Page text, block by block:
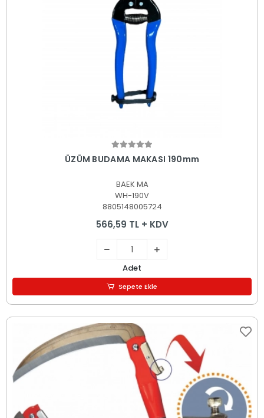
Sepete Ekle
ÜZÜM BUDAMA MAKASI 190mm
BAEK MA
WH-190V
8805148005724
566,59 TL + KDV
Adet
Sepete Ekle